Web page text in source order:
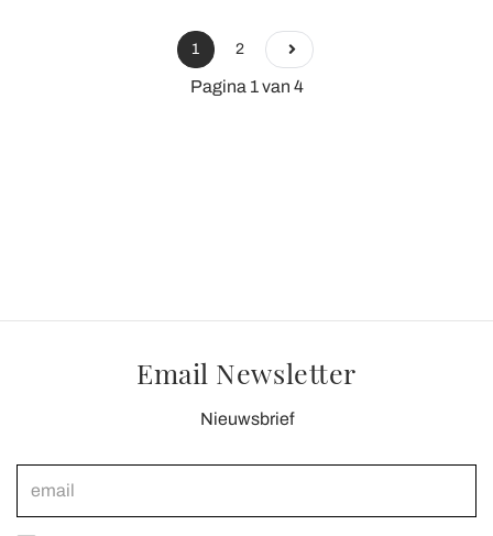
1 2
Pagina 1 van 4
Email Newsletter
Nieuwsbrief